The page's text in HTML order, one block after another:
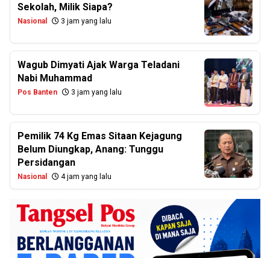
Sekolah, Milik Siapa?
Nasional 3 jam yang lalu
Wagub Dimyati Ajak Warga Teladani
Nabi Muhammad
Pos Banten 3 jam yang lalu
Pemilik 74 Kg Emas Sitaan Kejagung
Belum Diungkap, Anang: Tunggu
Persidangan
Nasional 4 jam yang lalu